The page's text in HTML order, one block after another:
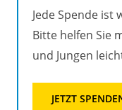
Jede Spen­de ist
Bitte hel­fen Sie
und Jun­gen
JETZT